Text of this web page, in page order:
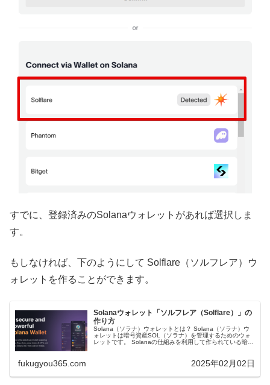
すでに、登録済みのSolanaウォレットがあれば選択しま
す。
もしなければ、下のようにして Solflare（ソルフレア）ウ
ォレットを作ることができます。
Solanaウォレット「ソルフレア（Solflare）」の
作り方
Solana（ソラナ）ウォレットとは？ Solana（ソラナ）ウ
ォレットは暗号資産SOL（ソラナ）を管理するためのウォ
レットです。 Solanaの仕組みを利用して作られている暗号
fukugyou365.com 2025年02月02日